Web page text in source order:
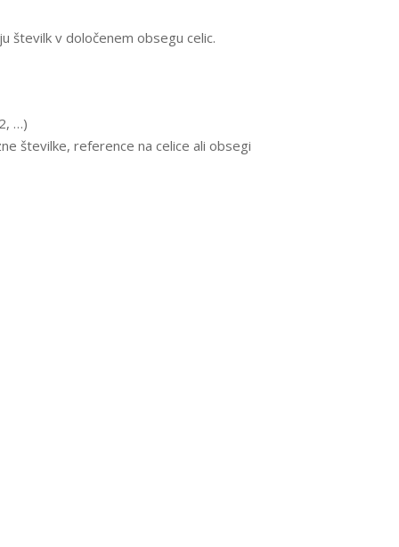
številk v določenem obsegu celic.
…)
številke, reference na celice ali obsegi